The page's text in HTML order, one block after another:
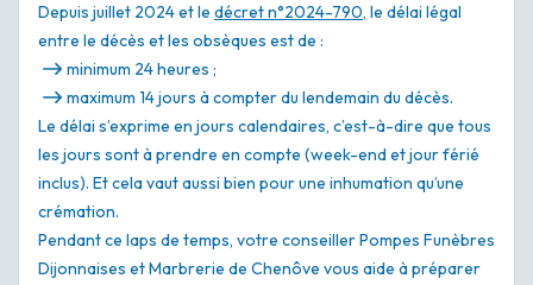
Depuis juillet 2024 et le décret n°2024-790, le délai légal
entre le décès et les obsèques est de :
minimum 24 heures ;
maximum 14 jours à compter du lendemain du décès.
Le délai s’exprime en jours calendaires, c’est-à-dire que tous
les jours sont à prendre en compte (week-end et jour férié
inclus). Et cela vaut aussi bien pour une inhumation qu’une
crémation.
Pendant ce laps de temps, votre conseiller Pompes Funèbres
Dijonnaises et Marbrerie de Chenôve vous aide à préparer